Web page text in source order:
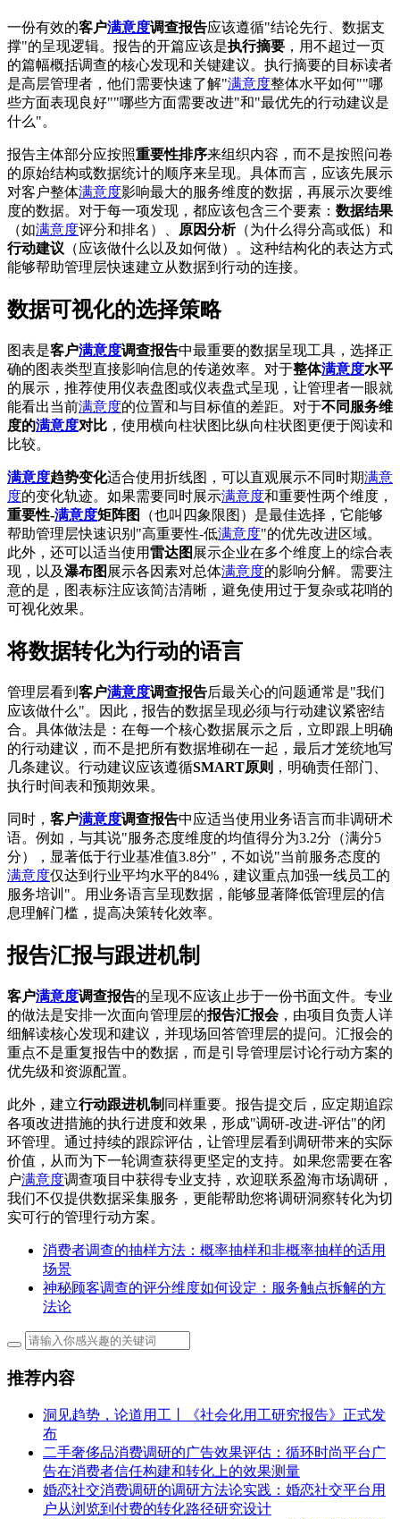
一份有效的客户满意度调查报告应该遵循"结论先行、数据支
撑"的呈现逻辑。报告的开篇应该是执行摘要 ，用不超过一页
的篇幅概括调查的核心发现和关键建议。执行摘要的目标读者
是高层管理者，他们需要快速了解"满意度整体水平如何""哪
些方面表现良好""哪些方面需要改进"和"最优先的行动建议是
什么"。
报告主体部分应按照重要性排序来组织内容，而不是按照问卷
的原始结构或数据统计的顺序来呈现。具体而言，应该先展示
对客户整体满意度影响最大的服务维度的数据，再展示次要维
度的数据。对于每一项发现，都应该包含三个要素： 数据结果
（如满意度评分和排名）、 原因分析（为什么得分高或低）和
行动建议 （应该做什么以及如何做）。这种结构化的表达方式
能够帮助管理层快速建立从数据到行动的连接。
数据可视化的选择策略
图表是客户满意度调查报告中最重要的数据呈现工具，选择正
确的图表类型直接影响信息的传递效率。对于整体满意度水平
的展示，推荐使用仪表盘图或仪表盘式呈现，让管理者一眼就
能看出当前满意度的位置和与目标值的差距。对于不同服务维
度的满意度对比 ，使用横向柱状图比纵向柱状图更便于阅读和
比较。
满意度趋势变化适合使用折线图，可以直观展示不同时期满意
度的变化轨迹。如果需要同时展示满意度和重要性两个维度，
重要性-满意度矩阵图
（也叫四象限图）是最佳选择，它能够
帮助管理层快速识别"高重要性-低满意度"的优先改进区域。
此外，还可以适当使用雷达图 展示企业在多个维度上的综合表
现，以及瀑布图 展示各因素对总体满意度的影响分解。需要注
意的是，图表标注应该简洁清晰，避免使用过于复杂或花哨的
可视化效果。
将数据转化为行动的语言
管理层看到 客户满意度调查报告后最关心的问题通常是"我们
应该做什么"。因此，报告的数据呈现必须与行动建议紧密结
合。具体做法是：在每一个核心数据展示之后，立即跟上明确
的行动建议，而不是把所有数据堆砌在一起，最后才笼统地写
几条建议。行动建议应该遵循SMART原则 ，明确责任部门、
执行时间表和预期效果。
同时， 客户满意度调查报告中应适当使用业务语言而非调研术
语。例如，与其说"服务态度维度的均值得分为3.2分（满分5
分），显著低于行业基准值3.8分"，不如说"当前服务态度的
满意度仅达到行业平均水平的84%，建议重点加强一线员工的
服务培训"。用业务语言呈现数据，能够显著降低管理层的信
息理解门槛，提高决策转化效率。
报告汇报与跟进机制
客户满意度调查报告的呈现不应该止步于一份书面文件。专业
的做法是安排一次面向管理层的报告汇报会，由项目负责人详
细解读核心发现和建议，并现场回答管理层的提问。汇报会的
重点不是重复报告中的数据，而是引导管理层讨论行动方案的
优先级和资源配置。
此外，建立行动跟进机制 同样重要。报告提交后，应定期追踪
各项改进措施的执行进度和效果，形成"调研-改进-评估"的闭
环管理。通过持续的跟踪评估，让管理层看到调研带来的实际
价值，从而为下一轮调查获得更坚定的支持。如果您需要在客
户满意度调查项目中获得专业支持，欢迎联系盈海市场调研，
我们不仅提供数据采集服务，更能帮助您将调研洞察转化为切
实可行的管理行动方案。
消费者调查的抽样方法：概率抽样和非概率抽样的适用
场景
神秘顾客调查的评分维度如何设定：服务触点拆解的方
法论
推荐内容
洞见趋势，论道用工丨《社会化用工研究报告》正式发
布
二手奢侈品消费调研的广告效果评估：循环时尚平台广
告在消费者信任构建和转化上的效果测量
婚恋社交消费调研的调研方法论实践：婚恋社交平台用
户从浏览到付费的转化路径研究设计